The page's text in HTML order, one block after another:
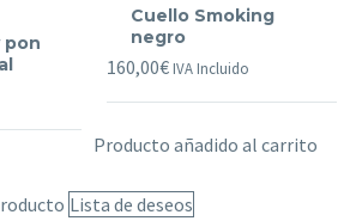
pon
Smoking
negro
Cuello Smoking
negro
160,00€ IVA Incluido
Producto añadido al carrito
Lista de deseos